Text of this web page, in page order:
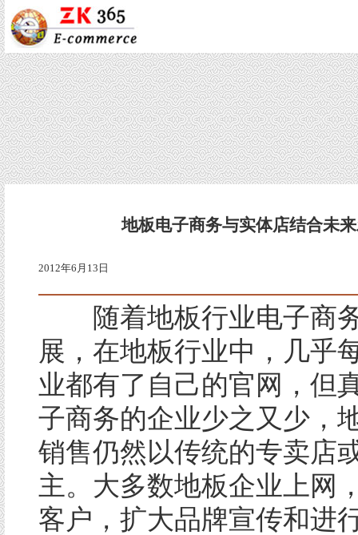
地板电子商务与实体店结合未
2012年6月13日
随着地板行业电子商
展，在地板行业中，几乎
业都有了自己的官网，但
子商务的企业少之又少，
销售仍然以传统的专卖店
主。大多数地板企业上网
客户，扩大品牌宣传和进